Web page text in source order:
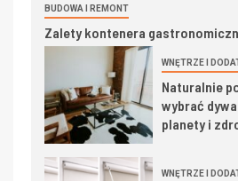
BUDOWA I REMONT
Zalety kontenera
WNĘTRZE I
Naturalnie
wybrać
planety i
WNĘTRZE I